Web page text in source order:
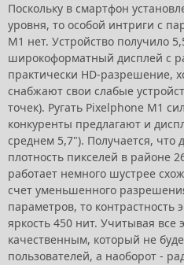
Поскольку в смартфон
уровня, то особой интриги с
M1 нет. Устройство получило
широкоформатный дисплей с
практически HD-разрешение,
снабжают свои слабые
точек). Ругать Pixelphone M1
конкуренты предлагают и
среднем 5,7"). Получается, что
плотность пикселей в районе
работает немного шустрее
счет уменьшенного
параметров, то контрастность
яркость 450 нит. Учитывая все
качественным, который не
пользователей, а наоборот -